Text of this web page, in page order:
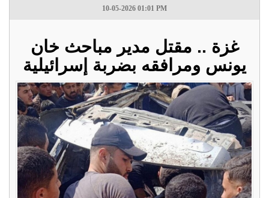
10-05-2026 01:01 PM
غزة .. مقتل مدير مباحث خان
يونس ومرافقه بضربة إسرائيلية